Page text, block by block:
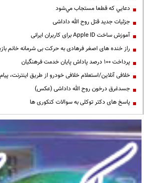
دعايي كه قطعا مستجاب مي‌شود
جزئیات جدید قتل روح الله داداشی
آموزش ساخت Apple ID برای کاربران ایرانی
راز خنده های اصغر فرهادی به حرکت بی شرمانه خانم
پرداخت ۱۰۰ درصد پاداش پایان خدمت فرهنگیان
خلافی آنلاین/استعلام خلافی خودرو از طریق اینترنت،
جسدغرق درخون روح الله داداشی (عکس)
پاسخ های دکتر توکلی به سوالات کنکوری ها